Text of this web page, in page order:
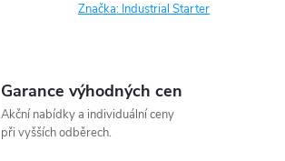
Značka: Industrial Starter
Garance výhodných cen
Akční nabídky a individuální ceny
při vyšších odběrech.